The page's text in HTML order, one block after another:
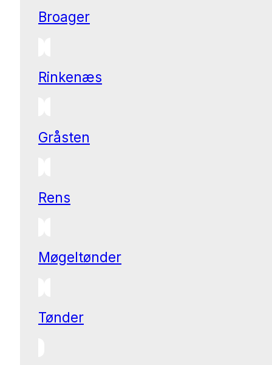
Broager
Rinkenæs
Gråsten
Rens
Møgeltønder
Tønder